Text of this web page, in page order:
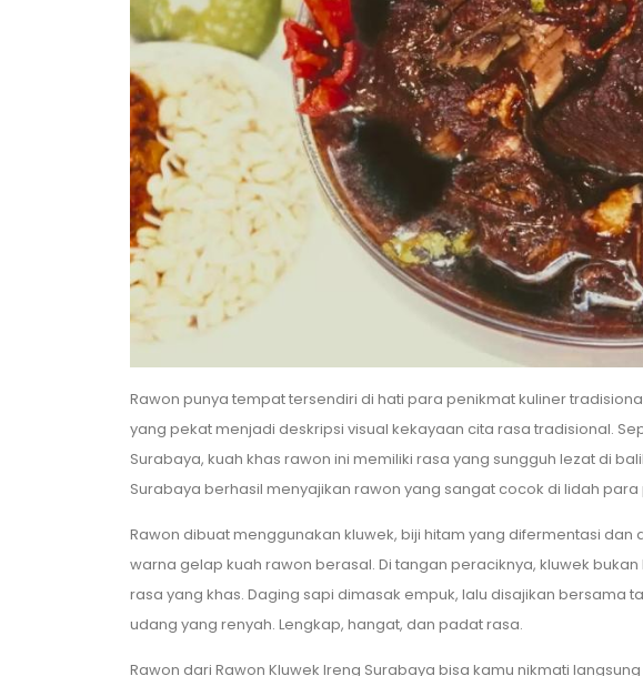
Rawon punya tempat tersendiri di hati para penikmat kuliner
yang pekat menjadi deskripsi visual kekayaan cita rasa tradisional.
Surabaya, kuah khas rawon ini memiliki rasa yang sungguh lezat di
Surabaya berhasil menyajikan rawon yang sangat cocok di lidah para
Rawon dibuat menggunakan kluwek, biji hitam yang difermentasi dan
warna gelap kuah rawon berasal. Di tangan peraciknya, kluwek
rasa yang khas. Daging sapi dimasak empuk, lalu disajikan bersama
udang yang renyah. Lengkap, hangat, dan padat rasa.
Rawon dari Rawon Kluwek Ireng Surabaya bisa kamu nikmati